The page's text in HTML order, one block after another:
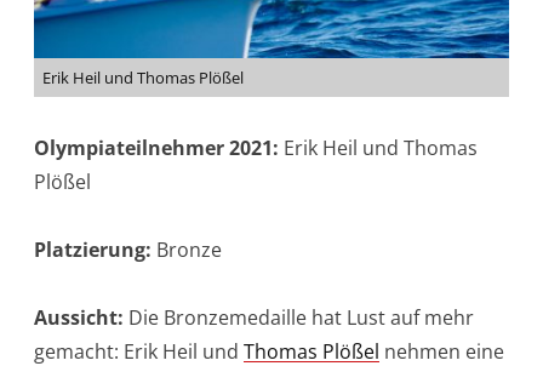
Erik Heil und Thomas Plößel
Olympiateilnehmer 2021: Erik Heil und Thomas
Plößel
Platzierung: Bronze
Aussicht: Die Bronzemedaille hat Lust auf mehr
gemacht: Erik Heil und Thomas Plößel nehmen eine